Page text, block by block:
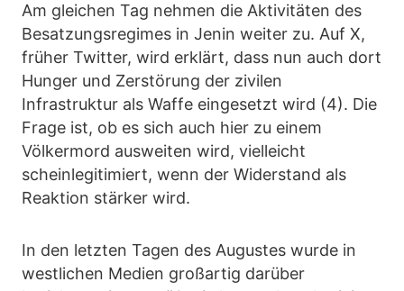
Am gleichen Tag nehmen die Aktivitäten des
Besatzungsregimes in Jenin weiter zu. Auf X,
früher Twitter, wird erklärt, dass nun auch dort
Hunger und Zerstörung der zivilen
Infrastruktur als Waffe eingesetzt wird (4). Die
Frage ist, ob es sich auch hier zu einem
Völkermord ausweiten wird, vielleicht
scheinlegitimiert, wenn der Widerstand als
Reaktion stärker wird.
In den letzten Tagen des Augustes wurde in
westlichen Medien großartig darüber